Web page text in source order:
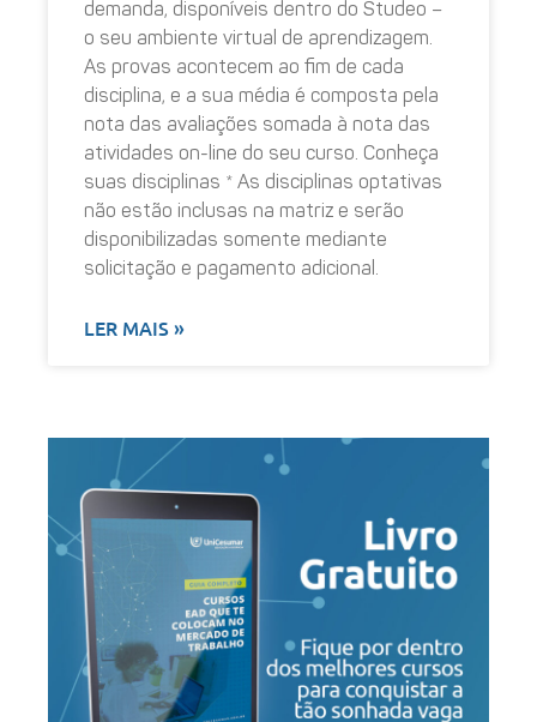
demanda, disponíveis dentro do Studeo –
o seu ambiente virtual de aprendizagem.
As provas acontecem ao fim de cada
disciplina, e a sua média é composta pela
nota das avaliações somada à nota das
atividades on-line do seu curso. Conheça
suas disciplinas * As disciplinas optativas
não estão inclusas na matriz e serão
disponibilizadas somente mediante
solicitação e pagamento adicional.
LER MAIS »